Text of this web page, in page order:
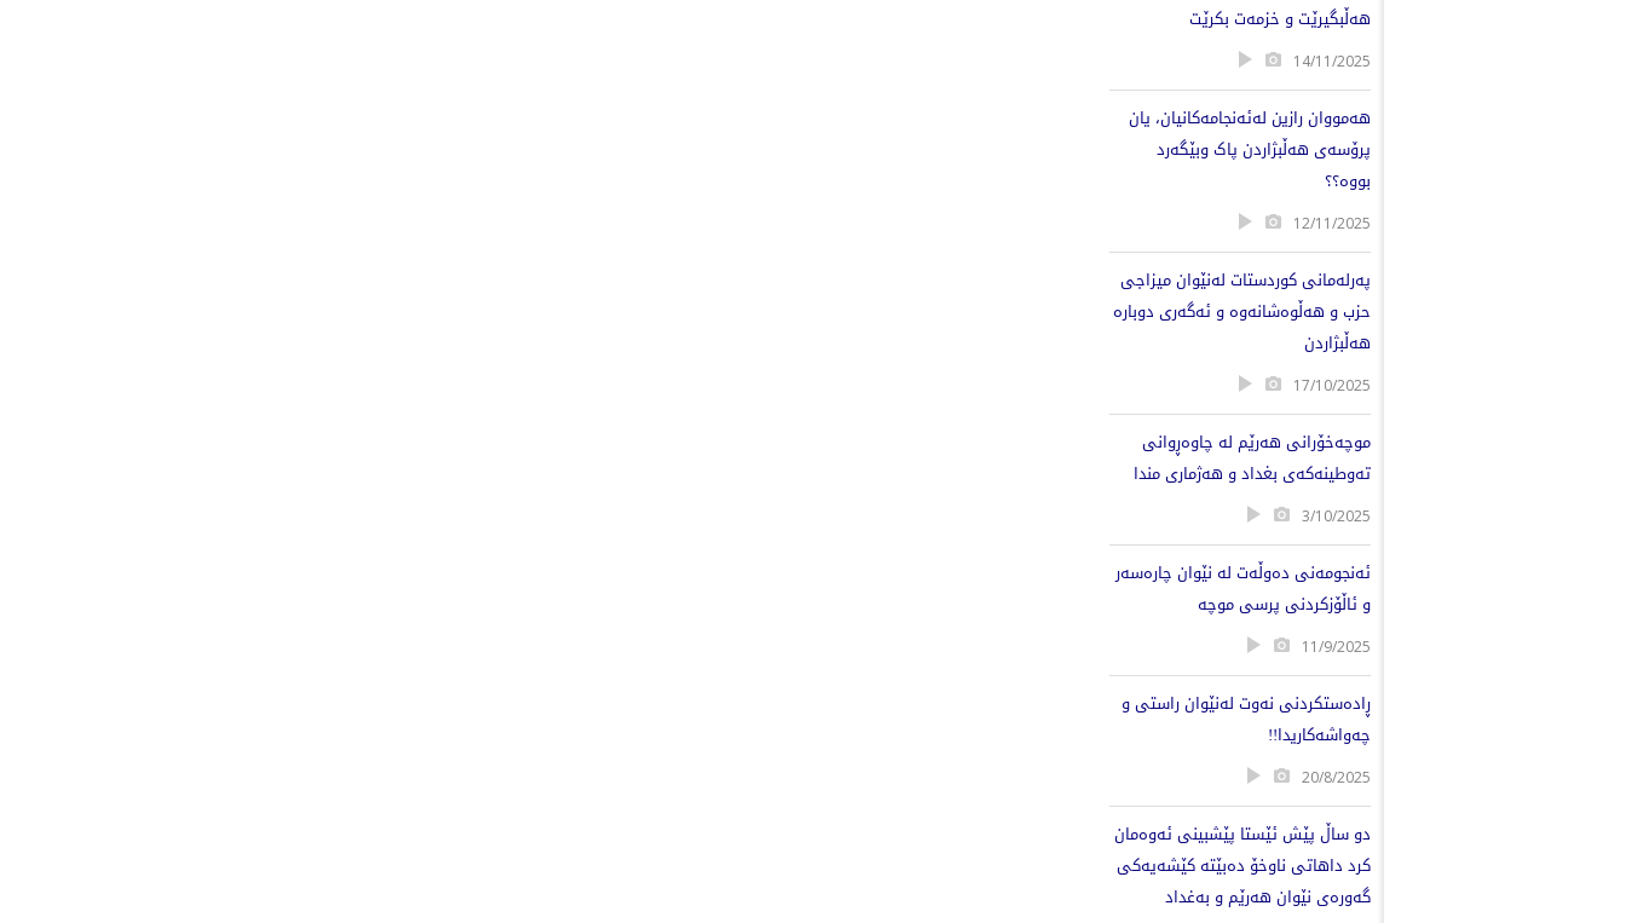
هەڵبگیرێت و خزمەت بكرێت
14/11/2025
هەمووان رازین لەئەنجامەکانیان، یان
پرۆسەی هەڵبژاردن پاک وبێگەرد
بووە؟؟
12/11/2025
پەرلەمانی كوردستات لەنێوان میزاجی
حزب و هەڵوەشانەوە و ئەگەری دوبارە
هەڵبژاردن
17/10/2025
موچەخۆرانی هەرێم لە چاوەڕوانی
تەوطینەكەی بغداد و ‌هەژماری مندا
3/10/2025
ئەنجومەنی دەوڵەت لە نێوان چارەسەر
و ئاڵۆزکردنی پرسی موچە
11/9/2025
ڕادەستكردنی نەوت لەنێوان راستی و
چەواشەكاریدا!!
20/8/2025
دو ساڵ پێش ئێستا پێشبینی ئەوەمان
كرد داهاتی ناوخۆ دەبێتە كێشەیەكی
گەورەی نێوان هەرێم و بەغداد